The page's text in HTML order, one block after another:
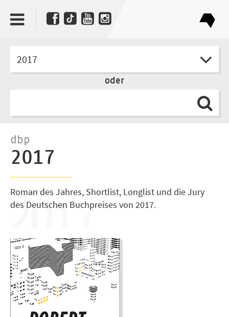
2017
oder
dbp
2017
Roman des Jahres, Shortlist, Longlist und die Jury
des Deutschen Buchpreises von 2017.